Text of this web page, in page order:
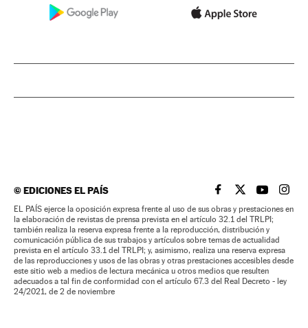
©EDICIONES EL PAÍS EL PAÍS BRASIL EN
EL PAÍSEL PAÍS
EL
EL PAÍS ejerce la oposición expresa frente al uso de sus obras y prestaciones en
la elaboración de revistas de prensa prevista en el artículo 32.1 del TRLPI;
también realiza la reserva expresa frente a la reproducción, distribución y
comunicación pública de sus trabajos y artículos sobre temas de actualidad
prevista en el artículo 33.1 del TRLPI; y, asimismo, realiza una reserva expresa
de las reproducciones y usos de las obras y otras prestaciones accesibles desde
este sitio web a medios de lectura mecánica u otros medios que resulten
adecuados a tal fin de conformidad con el artículo 67.3 del Real Decreto - ley
24/2021, de 2 de noviembre